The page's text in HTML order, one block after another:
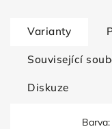
Varianty
Související
Diskuze